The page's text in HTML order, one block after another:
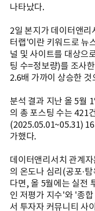
나타났다.
2일 본지가 데이터앤리
터랩'이란 키워드로 뉴
널 및 사이트를 대상으
팅 수=정보량)를 조사
2.6배 가까이 상승한 것
분석 결과 지난 올 5월
의 총 포스팅 수는 421
(2025.05.01~05.31)
가했다.
데이터앤리서치 관계
의 온도나 심리(공포·
다면, 올 5월에는 실전
인 저평가 지수'와 '종
서 투자자 커뮤니티 사